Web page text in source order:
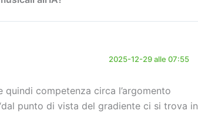
2025-12-29 alle 07:55
quindi competenza circa l’argomento
punto di vista del gradiente ci si trova in